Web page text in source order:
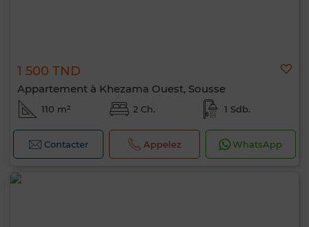
1 500 TND
Appartement à Khezama Ouest, Sousse
110 m² 2 Ch. 1 Sdb.
Contacter Appelez WhatsApp